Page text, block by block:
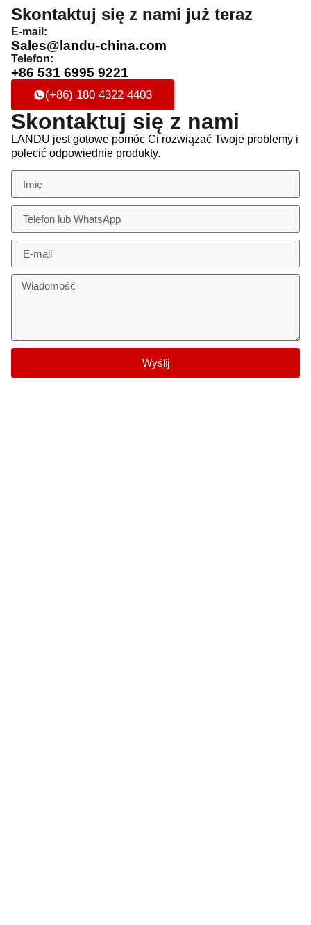
Skontaktuj się z nami już teraz
E-mail:
Sales@landu-china.com
Telefon:
+86 531 6995 9221
(+86) 180 4322 4403
Skontaktuj się z nami
LANDU jest gotowe pomóc Ci rozwiązać Twoje problemy i
polecić odpowiednie produkty.
Wyślij